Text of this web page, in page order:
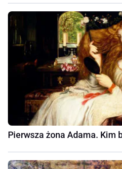
Pierwsza żona Adama. Kim